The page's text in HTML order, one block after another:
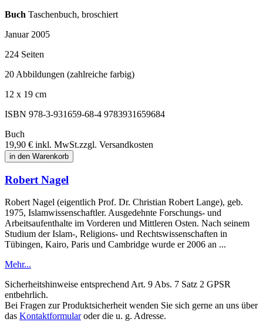
Buch Taschenbuch, broschiert
Januar 2005
224 Seiten
20 Abbildungen (zahlreiche farbig)
12 x 19 cm
ISBN 978-3-931659-68-4 9783931659684
Buch
19,90 € inkl. MwSt.zzgl. Versandkosten
in den Warenkorb
Robert Nagel
Robert Nagel (eigentlich Prof. Dr. Christian Robert Lange), geb.
1975, Islamwissenschaftler. Ausgedehnte Forschungs- und
Arbeitsaufenthalte im Vorderen und Mittleren Osten. Nach seinem
Studium der Islam-, Religions- und Rechtswissenschaften in
Tübingen, Kairo, Paris und Cambridge wurde er 2006 an ...
Mehr...
Sicherheitshinweise entsprechend Art. 9 Abs. 7 Satz 2 GPSR
entbehrlich.
Bei Fragen zur Produktsicherheit wenden Sie sich gerne an uns über
das Kontaktformularoder die u. g. Adresse.